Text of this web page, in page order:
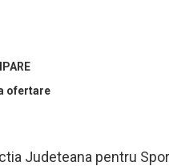
ofertare
Judeteana pentru